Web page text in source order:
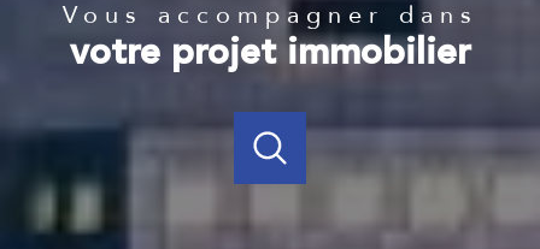
Vous accompagner dans
votre projet immobilier